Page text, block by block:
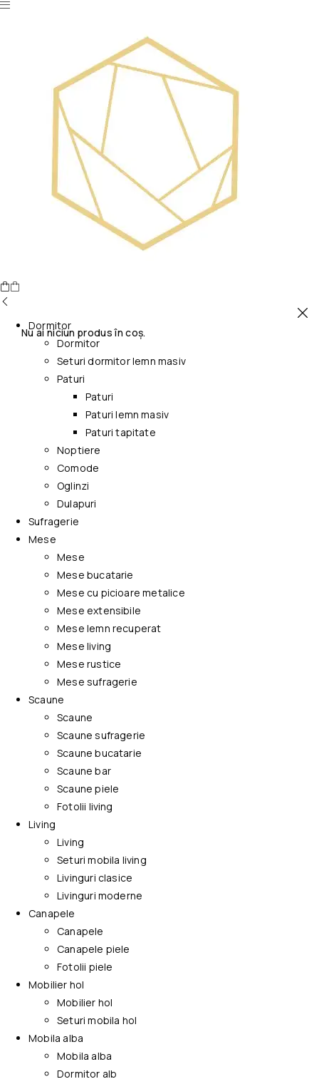
Nu ai niciun produs în coș.
Dormitor
Dormitor
Seturi dormitor lemn masiv
Paturi
Paturi
Paturi lemn masiv
Paturi tapitate
Noptiere
Comode
Oglinzi
Dulapuri
Sufragerie
Mese
Mese
Mese bucatarie
Mese cu picioare metalice
Mese extensibile
Mese lemn recuperat
Mese living
Mese rustice
Mese sufragerie
Scaune
Scaune
Scaune sufragerie
Scaune bucatarie
Scaune bar
Scaune piele
Fotolii living
Living
Living
Seturi mobila living
Livinguri clasice
Livinguri moderne
Canapele
Canapele
Canapele piele
Fotolii piele
Mobilier hol
Mobilier hol
Seturi mobila hol
Mobila alba
Mobila alba
Dormitor alb